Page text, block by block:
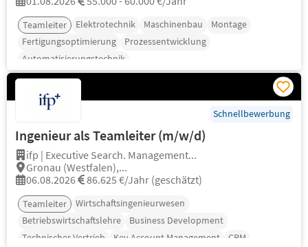
Teamleiter Elektrotechnik Maschinenbau
Montage
Fertigungsoptimierung
Prozessentwicklung
Automatisierungstechnik
Schnellbewerbung
Ingenieur als Teamleiter (m/w/d)
ifp | Executive Search. Management...
Gronau (Westfalen),...
06.08.2026
86.625 €/Jahr (geschätzt)
Teamleiter
Wirtschaftsingenieurwesen
Betriebswirtschaftslehre
Business Development
Technischer Vertrieb
Key Account Management CRM